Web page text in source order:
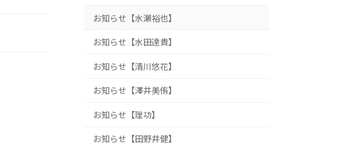
お知らせ【水瀬裕也】
お知らせ【水田達貴】
お知らせ【清川悠花】
お知らせ【澤井美侑】
お知らせ【理功】
お知らせ【田野井健】